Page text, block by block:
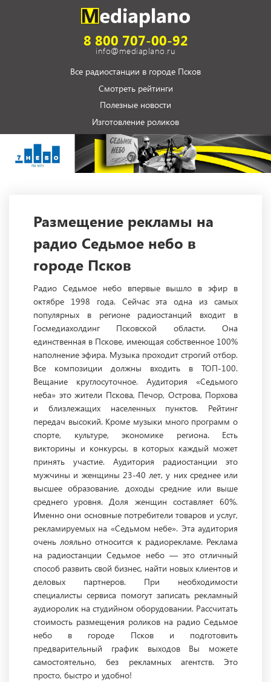
8 800 707-00-92
info@mediaplano.ru
Все радиостанции в городе Псков
Смотреть рейтинги
Полезные новости
Изготовление роликов
Размещение рекламы на
радио Седьмое небо в
городе Псков
Радио Седьмое небо впервые вышло в эфир в
октябре 1998 года. Сейчас эта одна из самых
популярных в регионе радиостанций входит в
Госмедиахолдинг Псковской области. Она
единственная в Пскове, имеющая собственное 100%
наполнение эфира. Музыка проходит строгий отбор.
Все композиции должны входить в ТОП-100.
Вещание круглосуточное. Аудитория «Седьмого
неба» это жители Пскова, Печор, Острова, Порхова
и близлежащих населенных пунктов. Рейтинг
передач высокий. Кроме музыки много программ о
спорте, культуре, экономике региона. Есть
викторины и конкурсы, в которых каждый может
принять участие. Аудитория радиостанции это
мужчины и женщины 23-40 лет, у них среднее или
высшее образование, доходы средние или выше
среднего уровня. Доля женщин составляет 60%.
Именно они основные потребители товаров и услуг,
рекламируемых на «Седьмом небе». Эта аудитория
очень лояльно относится к радиорекламе. Реклама
на радиостанции Седьмое небо — это отличный
способ развить свой бизнес, найти новых клиентов и
деловых партнеров. При необходимости
специалисты сервиса помогут записать рекламный
аудиоролик на студийном оборудовании. Рассчитать
стоимость размещения роликов на радио Седьмое
небо в городе Псков и подготовить
предварительный график выходов Вы можете
самостоятельно, без рекламных агентств. Это
просто, быстро и удобно!